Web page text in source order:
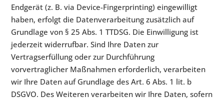
Endgerät (z. B. via Device-Fingerprinting) eingewilligt
haben, erfolgt die Datenverarbeitung zusätzlich auf
Grundlage von § 25 Abs. 1 TTDSG. Die Einwilligung ist
jederzeit widerrufbar. Sind Ihre Daten zur
Vertragserfüllung oder zur Durchführung
vorvertraglicher Maßnahmen erforderlich, verarbeiten
wir Ihre Daten auf Grundlage des Art. 6 Abs. 1 lit. b
DSGVO. Des Weiteren verarbeiten wir Ihre Daten, sofern